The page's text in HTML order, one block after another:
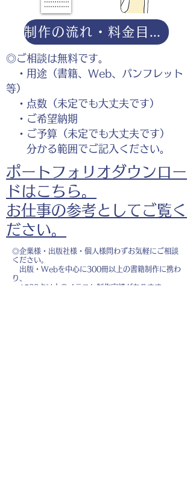
◎ご相談は無料です。
・用途（書籍、Web、パンフレット
等）
・点数（未定でも大丈夫です）
・ご希望納期
・ご予算（未定でも大丈夫です）
分かる範囲でご記入ください。
ポートフォリオダウンロー
ドはこちら。
お仕事の参考としてご覧く
ださい。
◎企業様・出版社様・個人様問わずお気軽にご相談
ください。
出版・Webを中心に300冊以上の書籍制作に携わ
り、
1500点以上のイラスト制作実績があります。